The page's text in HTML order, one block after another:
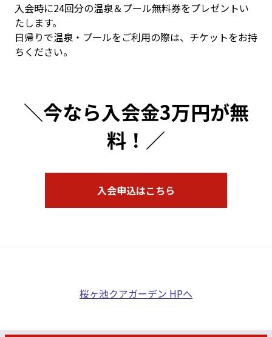
入会時に24回分の温泉＆プール無料券をプレゼントい
たします。
日帰りで温泉・プールをご利用の際は、チケットをお持
ちください。
今なら入会金3万円が無
料！
入会申込はこちら
桜ヶ池クアガーデン HPへ